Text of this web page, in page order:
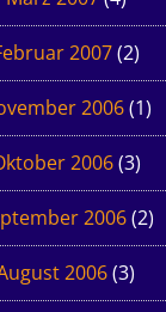
2007(2)
2006(1)
2006(3)
2006(2)
2006(3)